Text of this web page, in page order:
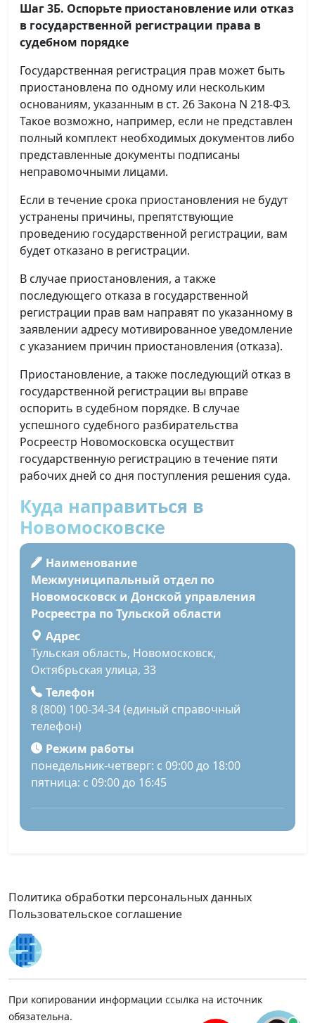
Шаг 3Б. Оспорьте приостановление или отказ
в государственной регистрации права в
судебном порядке
Государственная регистрация прав может быть
приостановлена по одному или нескольким
основаниям, указанным в ст. 26 Закона N 218-ФЗ.
Такое возможно, например, если не представлен
полный комплект необходимых документов либо
представленные документы подписаны
неправомочными лицами.
Если в течение срока приостановления не будут
устранены причины, препятствующие
проведению государственной регистрации, вам
будет отказано в регистрации.
В случае приостановления, а также
последующего отказа в государственной
регистрации прав вам направят по указанному в
заявлении адресу мотивированное уведомление
с указанием причин приостановления (отказа).
Приостановление, а также последующий отказ в
государственной регистрации вы вправе
оспорить в судебном порядке. В случае
успешного судебного разбирательства
Росреестр Новомосковска осуществит
государственную регистрацию в течение пяти
рабочих дней со дня поступления решения суда.
Куда направиться в
Новомосковске
Наименование
Межмуниципальный отдел по
Новомосковск и Донской управления
Росреестра по Тульской области
Адрес
Тульская область, Новомосковск,
Октябрьская улица, 33
Телефон
8 (800) 100-34-34 (единый справочный
телефон)
Режим работы
понедельник-четверг: с 09:00 до 18:00
пятница: с 09:00 до 16:45
Политика обработки персональных данных
Пользовательское соглашение
При копировании информации ссылка на источник
обязательна.